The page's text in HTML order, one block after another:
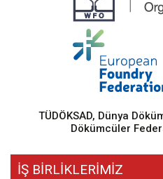
TÜDÖKSAD, Dünya
Dökümcüler
İŞ BİRLİKLERİMİZ